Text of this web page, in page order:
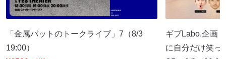
「金属バットのトークライブ」7（8/3
19:00）
ギブLabo.企画
に自分だけ笑っ